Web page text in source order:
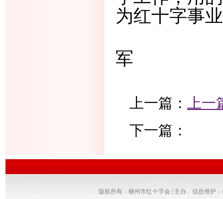
为红十字事
军
上一篇：
上
下一篇：
版权所有：柳州市红十字会 | 主办、信息维护